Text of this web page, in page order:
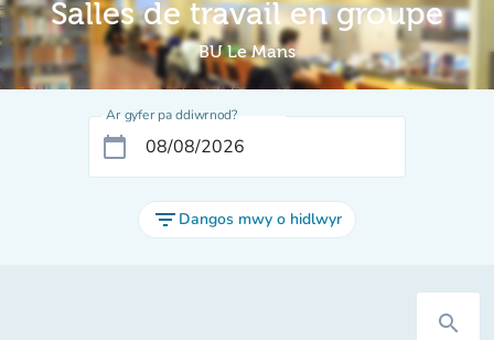
Salles de travail en groupe
BU Le Mans
Ar gyfer pa ddiwrnod?
calendar_today
filter_list Dangos mwy o hidlwyr
search